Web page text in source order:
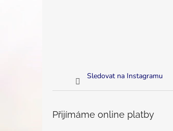
Sledovat na Instagramu
Přijímáme online platby